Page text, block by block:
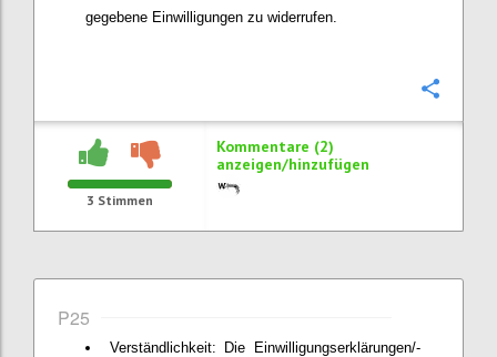
gegebene Einwilligungen zu widerrufen.
3 Stimmen
Kommentare (2)
anzeigen/hinzufügen
P25
Verständlichkeit: Die Einwilligungserklärungen/-